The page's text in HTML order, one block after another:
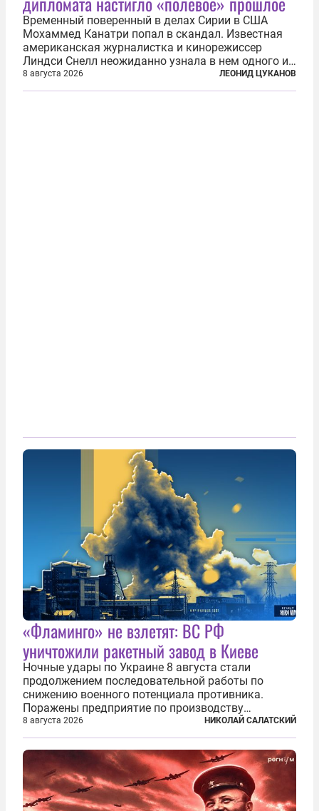
Временный поверенный в делах Сирии в США
Мохаммед Канатри попал в скандал. Известная
американская журналистка и кинорежиссер
Линдси Снелл неожиданно узнала в нем одного из
бандитов, похитивших ее в сирийском Алеппо в
2016 году. Журналистка убеждена, что Канатри, в
8 августа 2026 ЛЕОНИД ЦУКАНОВ
«Фламинго» не взлетят: ВС РФ
уничтожили ракетный завод в Киеве
Ночные удары по Украине 8 августа стали
продолжением последовательной работы по
снижению военного потенциала противника.
Поражены предприятие по производству
крылатых ракет, крупный склад топлива и два
сухогруза с военными грузами. Дополнительно
нанесены удары по объектам в ряде городов. В
Киеве...
8 августа 2026 НИКОЛАЙ САЛАТСКИЙ